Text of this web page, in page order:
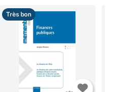
Très bon